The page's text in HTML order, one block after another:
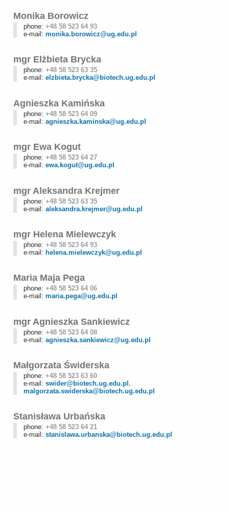
Monika Borowicz
phone: +48 58 523 64 93
e-mail: monika.borowicz@ug.edu.pl
mgr Elżbieta Brycka
phone: +48 58 523 63 35
e-mail: elzbieta.brycka@biotech.ug.edu.pl
Agnieszka Kamińska
phone: +48 58 523 64 09
e-mail: agnieszka.kaminska@ug.edu.pl
mgr Ewa Kogut
phone: +48 58 523 64 27
e-mail: ewa.kogut@ug.edu.pl
mgr Aleksandra Krejmer
phone: +48 58 523 63 35
e-mail: aleksandra.krejmer@ug.edu.pl
mgr Helena Mielewczyk
phone: +48 58 523 64 93
e-mail: helena.mielewczyk@ug.edu.pl
Maria Maja Pega
phone: +48 58 523 64 06
e-mail: maria.pega@ug.edu.pl
mgr Agnieszka Sankiewicz
phone: +48 58 523 64 08
e-mail: agnieszka.sankiewicz@ug.edu.pl
Małgorzata Świderska
phone: +48 58 523 63 60
e-mail: swider@biotech.ug.edu.pl ,
malgorzata.swiderska@biotech.ug.edu.pl
Stanisława Urbańska
phone: +48 58 523 64 21
e-mail: stanislawa.urbanska@biotech.ug.edu.pl